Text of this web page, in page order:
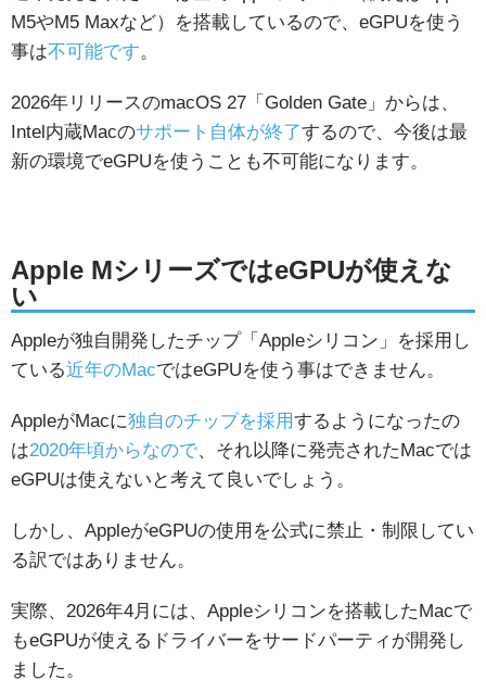
M5やM5 Maxなど）を搭載しているので、eGPUを使う
事は不可能です。
2026年リリースのmacOS 27「Golden Gate」からは、
Intel内蔵Macのサポート自体が終了するので、今後は最
新の環境でeGPUを使うことも不可能になります。
Apple MシリーズではeGPUが使えな
い
Appleが独自開発したチップ「Appleシリコン」を採用し
ている近年のMacではeGPUを使う事はできません。
AppleがMacに独自のチップを採用するようになったの
は2020年頃からなので、それ以降に発売されたMacでは
eGPUは使えないと考えて良いでしょう。
しかし、AppleがeGPUの使用を公式に禁止・制限してい
る訳ではありません。
実際、2026年4月には、Appleシリコンを搭載したMacで
もeGPUが使えるドライバーをサードパーティが開発し
ました。